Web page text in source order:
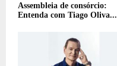
Assembleia de consórcio:
Entenda com Tiago Oliva...